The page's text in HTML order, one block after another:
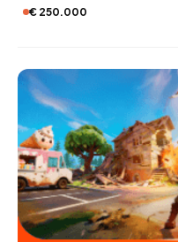
€ 250.000